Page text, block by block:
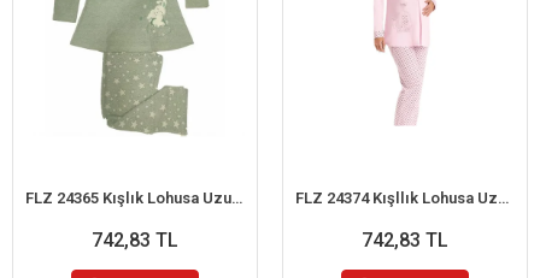
FLZ 24365 Kışlık Lohusa Uzun Kol Pijama Takım
742,83 TL
FLZ 24374 Kışllık Lohusa Uzun Kol Pijama Takım
742,83 TL